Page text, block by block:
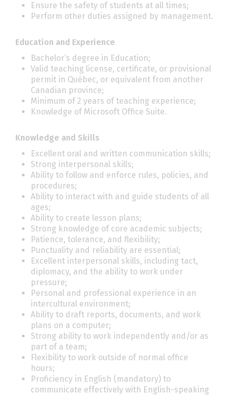
Ensure the safety of students at all times;
Perform other duties assigned by management.
Education and Experience
Bachelor’s degree in Education;
Valid teaching license, certificate, or provisional
permit in Québec, or equivalent from another
Canadian province;
Minimum of 2 years of teaching experience;
Knowledge of Microsoft Office Suite.
Knowledge and Skills
Excellent oral and written communication skills;
Strong interpersonal skills;
Ability to follow and enforce rules, policies, and
procedures;
Ability to interact with and guide students of all
ages;
Ability to create lesson plans;
Strong knowledge of core academic subjects;
Patience, tolerance, and flexibility;
Punctuality and reliability are essential;
Excellent interpersonal skills, including tact,
diplomacy, and the ability to work under
pressure;
Personal and professional experience in an
intercultural environment;
Ability to draft reports, documents, and work
plans on a computer;
Strong ability to work independently and/or as
part of a team;
Flexibility to work outside of normal office
hours;
Proficiency in English (mandatory) to
communicate effectively with English-speaking